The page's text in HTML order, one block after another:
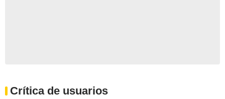
Crítica de usuarios